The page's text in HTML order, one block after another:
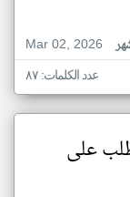
Mar 02, 2026
عدد الكلمات: ٨٧
على